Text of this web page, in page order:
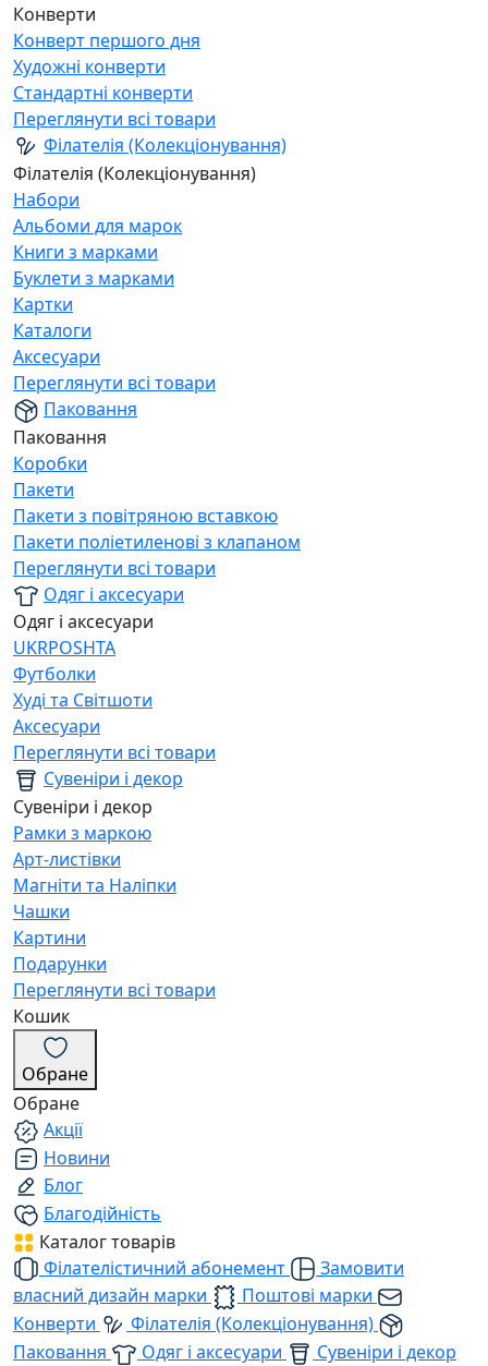
Конверти
Конверт першого дня
Художні конверти
Стандартні конверти
Переглянути всі товари
Філателія (Колекціонування)
Філателія (Колекціонування)
Набори
Альбоми для марок
Книги з марками
Буклети з марками
Картки
Каталоги
Аксесуари
Переглянути всі товари
Паковання
Паковання
Коробки
Пакети
Пакети з повітряною вставкою
Пакети поліетиленові з клапаном
Переглянути всі товари
Одяг і аксесуари
Одяг і аксесуари
UKRPOSHTA
Футболки
Худі та Світшоти
Аксесуари
Переглянути всі товари
Сувеніри і декор
Сувеніри і декор
Рамки з маркою
Арт-листівки
Магніти та Наліпки
Чашки
Картини
Подарунки
Переглянути всі товари
Кошик
Обране
Обране
Акції
Новини
Блог
Благодійність
Каталог товарів
Філателістичний абонемент
Замовити
власний дизайн марки
Поштові марки
Конверти
Філателія (Колекціонування)
Паковання
Одяг і аксесуари
Сувеніри і декор